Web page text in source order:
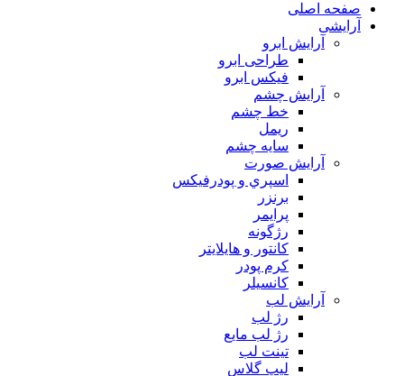
صفحه اصلی
آرایشی
آرايش ابرو
طراحی ابرو
فیکس ابرو
آرايش چشم
خط چشم
ريمل
سايه چشم
آرايش صورت
اسپري و پودرفيكس
برنزر
پرايمر
رژگونه
كانتور و هايلايتر
كرم پودر
كانسيلر
آرايش لب
رژ لب
رژ لب مایع
تینت لب
لیپ گلاس